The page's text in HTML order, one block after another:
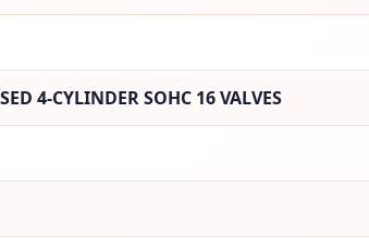
4-CYLINDER SOHC 16 VALVES